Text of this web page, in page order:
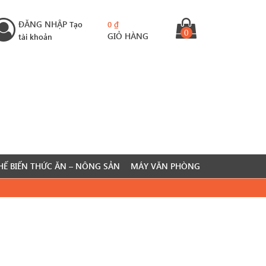
ĐĂNG NHẬP Tạo
tài khoản
0 ₫
GIỎ HÀNG 0
BIẾN THỨC ĂN – NÔNG SẢN MÁY VĂN PHÒNG